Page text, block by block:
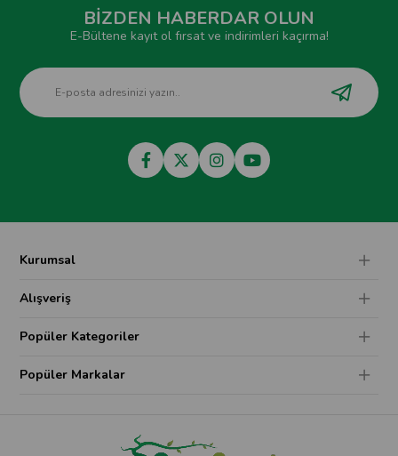
BİZDEN HABERDAR OLUN
E-Bültene kayıt ol fırsat ve indirimleri kaçırma!
Kurumsal
Alışveriş
Popüler Kategoriler
Popüler Markalar